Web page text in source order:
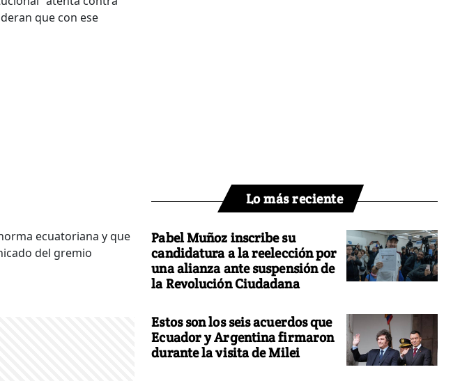
que con ese
ecuatoriana y que
del gremio
Lo más reciente
Pabel Muñoz inscribe su
candidatura a la reelección por
una alianza ante suspensión de
la Revolución Ciudadana
Estos son los seis acuerdos que
Ecuador y Argentina firmaron
durante la visita de Milei